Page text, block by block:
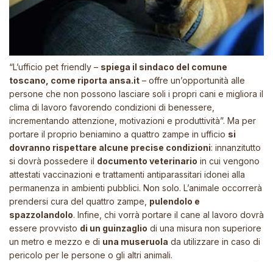
“L’ufficio pet friendly – spiega il sindaco del comune
toscano, come riporta ansa.it – offre un’opportunità alle
persone che non possono lasciare soli i propri cani e migliora il
clima di lavoro favorendo condizioni di benessere,
incrementando attenzione, motivazioni e produttività”. Ma per
portare il proprio beniamino a quattro zampe in ufficio si
dovranno rispettare alcune precise condizioni: innanzitutto
si dovrà possedere il documento veterinario in cui vengono
attestati vaccinazioni e trattamenti antiparassitari idonei alla
permanenza in ambienti pubblici. Non solo. L’animale occorrerà
prendersi cura del quattro zampe, pulendolo e
spazzolandolo. Infine, chi vorrà portare il cane al lavoro dovrà
essere provvisto di un guinzaglio di una misura non superiore
un metro e mezzo e di una museruola da utilizzare in caso di
pericolo per le persone o gli altri animali.